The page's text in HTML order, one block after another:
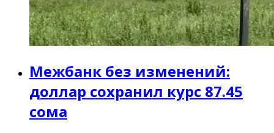
Межбанк без изменений:
доллар сохранил курс 87.45
сома